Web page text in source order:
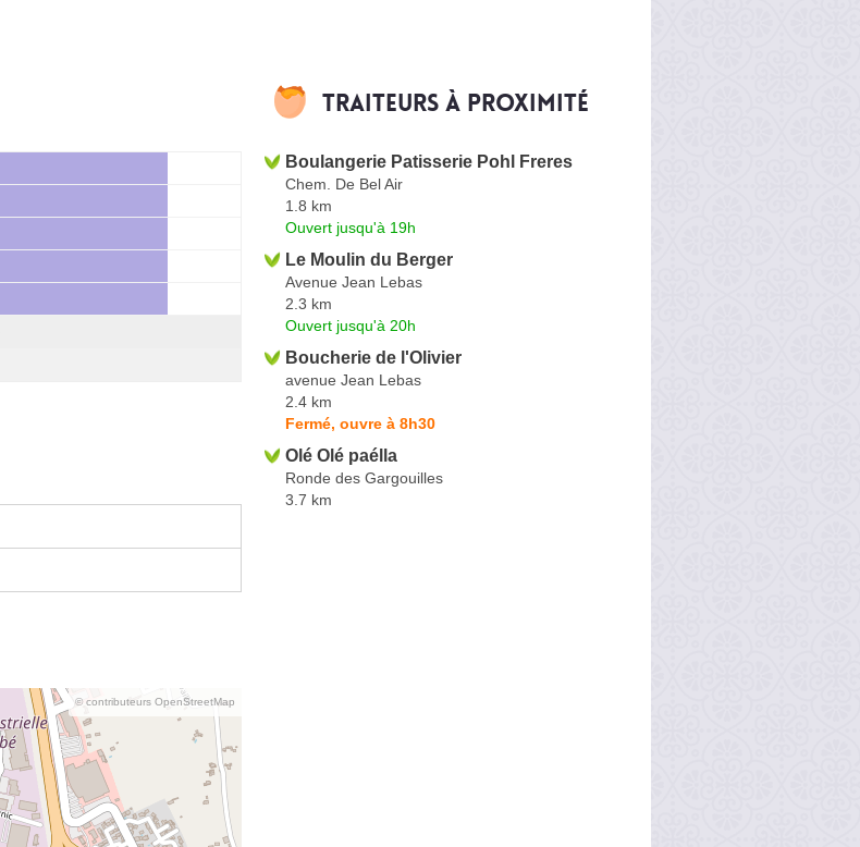
© contributeurs OpenStreetMap
Traiteurs à proximité
Boulangerie Patisserie Pohl Freres
Chem. De Bel Air
1.8 km
Ouvert jusqu'à 19h
Le Moulin du Berger
Avenue Jean Lebas
2.3 km
Ouvert jusqu'à 20h
Boucherie de l'Olivier
avenue Jean Lebas
2.4 km
Fermé, ouvre à 8h30
Olé Olé paélla
Ronde des Gargouilles
3.7 km